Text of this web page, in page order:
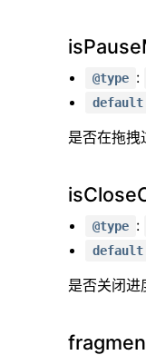
@type :
default
是否在拖
@type :
default
是否关闭